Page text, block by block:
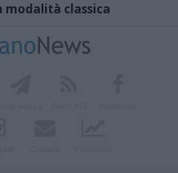
modalità classica